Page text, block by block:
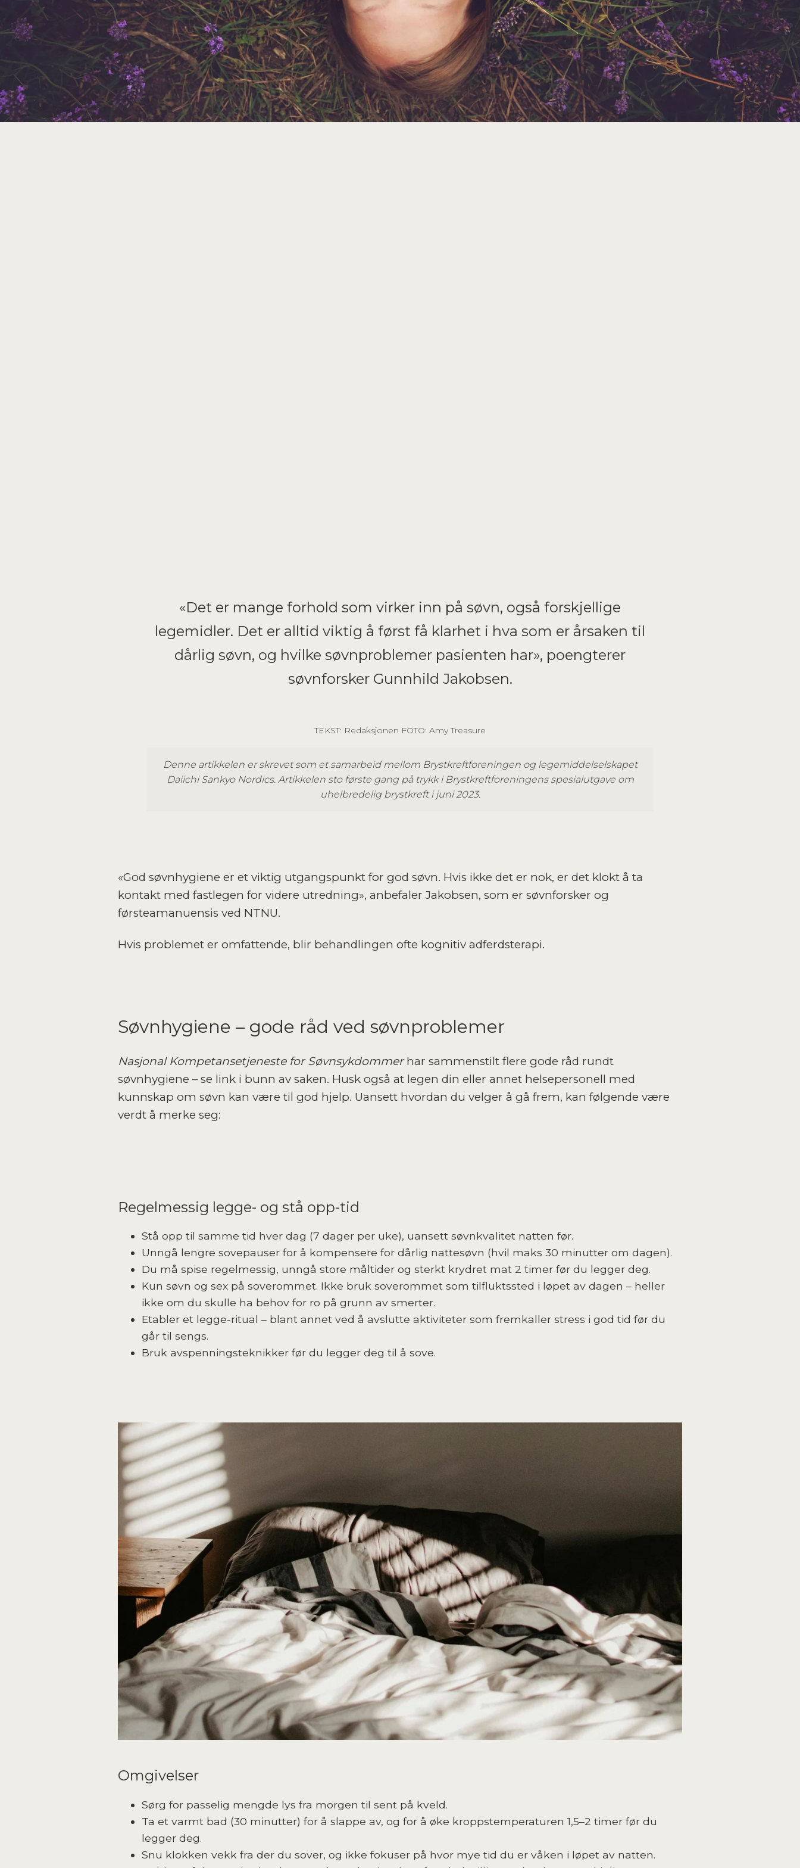
«Det er mange forhold som virker inn på søvn, også forskjellige
legemidler. Det er alltid viktig å først få klarhet i hva som er årsaken til
dårlig søvn, og hvilke søvnproblemer pasienten har», poengterer
søvnforsker Gunnhild Jakobsen.
TEKST: Redaksjonen FOTO: Amy Treasure
Denne artikkelen er skrevet som et samarbeid mellom Brystkreftforeningen og legemiddelselskapet
Daiichi Sankyo Nordics. Artikkelen sto første gang på trykk i Brystkreftforeningens spesialutgave om
uhelbredelig brystkreft i juni 2023.
«God søvnhygiene er et viktig utgangspunkt for god søvn. Hvis ikke det er nok, er det klokt å ta
kontakt med fastlegen for videre utredning», anbefaler Jakobsen, som er søvnforsker og
førsteamanuensis ved NTNU.
Hvis problemet er omfattende, blir behandlingen ofte kognitiv adferdsterapi.
Søvnhygiene – gode råd ved søvnproblemer
Nasjonal Kompetansetjeneste for Søvnsykdommerhar sammenstilt flere gode råd rundt
søvnhygiene – se link i bunn av saken. Husk også at legen din eller annet helsepersonell med
kunnskap om søvn kan være til god hjelp. Uansett hvordan du velger å gå frem, kan følgende være
verdt å merke seg:
Regelmessig legge- og stå opp-tid
Stå opp til samme tid hver dag (7 dager per uke), uansett søvnkvalitet natten før.
Unngå lengre sovepauser for å kompensere for dårlig nattesøvn (hvil maks 30 minutter om dagen).
Du må spise regelmessig, unngå store måltider og sterkt krydret mat 2 timer før du legger deg.
Kun søvn og sex på soverommet. Ikke bruk soverommet som tilfluktssted i løpet av dagen – heller
ikke om du skulle ha behov for ro på grunn av smerter.
Etabler et legge-ritual – blant annet ved å avslutte aktiviteter som fremkaller stress i god tid før du
går til sengs.
Bruk avspenningsteknikker før du legger deg til å sove.
Omgivelser
Sørg for passelig mengde lys fra morgen til sent på kveld.
Ta et varmt bad (30 minutter) for å slappe av, og for å øke kroppstemperaturen 1,5–2 timer før du
legger deg.
Snu klokken vekk fra der du sover, og ikke fokuser på hvor mye tid du er våken i løpet av natten.